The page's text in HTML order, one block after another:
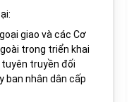
giao và các Cơ
trong triển khai
truyền đối
ban nhân dân cấp